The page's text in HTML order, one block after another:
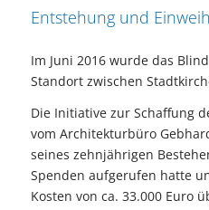
Entstehung und
Im Juni 2016 wurde das
Standort zwischen
Die Initiative zur Schaffung
vom Architekturbüro
seines zehnjährigen
Spenden aufgerufen hatte
Kosten von ca. 33.000 Euro